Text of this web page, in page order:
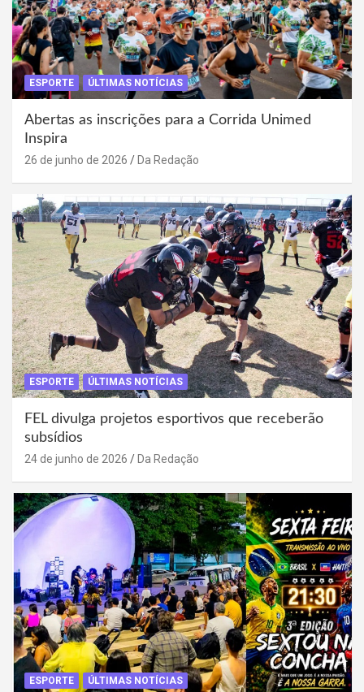
ESPORTE ÚLTIMAS NOTÍCIAS
Abertas as inscrições para a Corrida Unimed
Inspira
26 de junho de 2026 Da Redação
ESPORTE ÚLTIMAS NOTÍCIAS
FEL divulga projetos esportivos que receberão
subsídios
24 de junho de 2026 Da Redação
ESPORTE ÚLTIMAS NOTÍCIAS